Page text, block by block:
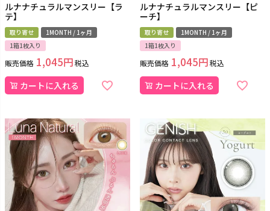
ルナナチュラルマンスリー【ラ
テ】
取り寄せ
1MONTH / 1ヶ月
1箱1枚入り
販売価格 1,045 税込
カートに入れる
ルナナチュラルマンスリー【ピ
ーチ】
取り寄せ
1MONTH / 1ヶ月
1箱1枚入り
販売価格 1,045 税込
カートに入れる